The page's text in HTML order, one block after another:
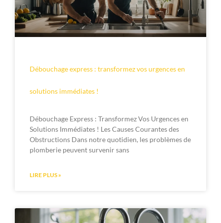
Débouchage express : transformez vos urgences en
solutions immédiates !
Débouchage Express : Transformez Vos Urgences en
Solutions Immédiates ! Les Causes Courantes des
Obstructions Dans notre quotidien, les problèmes de
plomberie peuvent survenir sans
LIRE PLUS »